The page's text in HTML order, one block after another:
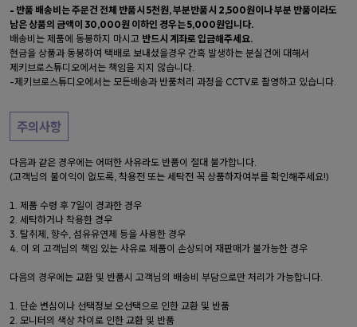
- 반품 배송비는 주문건 전체 반품시 5천원, 부분반품시 2,500원이나 부분 반품이라도
남은 상품의 금액이 30,000원 이하인 경우는 5,000원입니다.
배송비는 제품에 동봉하지 마시고 반드시 계좌로 입금해주세요.
현금을 상품과 동봉하여 택배로 보내셨을경우 간혹 발생하는 분실건에 대해서
제키브로스튜디오에서는 책임을 지지 않습니다.
-제키브로스튜디오에서는 모든배송과 반품처리 과정을 CCTV로 촬영하고 있습니다.
주의사항
다음과 같은 경우에는 어떠한 사유라도 반품이 절대 불가합니다.
(고객님의 불이익이 없도록, 착용전 또는 세탁전 꼭 상품하자여부를 확인해주세요!)
제품 수령 후 7일이 경과한 경우
세탁하거나 착용한 경우
탈취제, 향수, 섬유유연제 등을 사용한 경우
이 외 고객님의 책임 있는 사유로 제품이 손상되어 재판매가 불가능한 경우
다음의 경우에는 교환 및 반품시 고객님의 배송비 부담으로만 처리가 가능합니다.
단순 변심이나 선택정보 오선택으로 인한 교환 및 반품
모니터의 색상 차이로 인한 교환 및 반품